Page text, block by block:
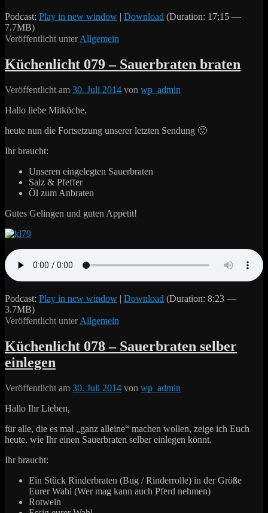
Podcast: Play in new window | Download (Duration: 17:15 —
7.7MB)
Veröffentlicht unter Allgemein
Küchenlicht 079 – Sauerbraten braten
Veröffentlicht am 30. Juli 2014 von wp_admin
Hallo liebe Mitköche,
heute nun die Fortsetzung unserer letzten Sendung 🙂
Ihr braucht:
Unseren eingelegten Sauerbraten
Salz & Pfeffer
Öl zum Anbraten
Gutes Gelingen und guten Appetit!
Podcast: Play in new window | Download (Duration: 8:23 —
3.7MB)
Veröffentlicht unter Allgemein
Küchenlicht 078 – Sauerbraten selber
einlegen
Veröffentlicht am 30. Juli 2014 von wp_admin
Hallo Ihr Lieben,
für alle, die es mal „ganz alleine“ machen wollen, zeige ich Euch
heute, wie Ihr einen Sauerbraten selber einlegen könnt.
Ihr braucht:
Ein Stück Rinderbraten (Bug / Rinderrolle) in der Größe
Eurer Wahl (Wer mag kann auch Pferd nehmen)
Rotwein